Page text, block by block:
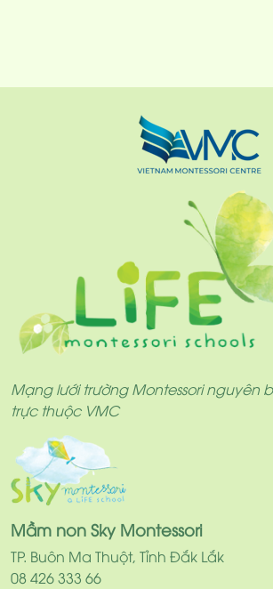
Mạng lưới trường Montessori nguyên
trực thuộc VMC
Mầm non Sky Montessori
TP. Buôn Ma Thuột, Tỉnh Đắk Lắk
08 426 333 66